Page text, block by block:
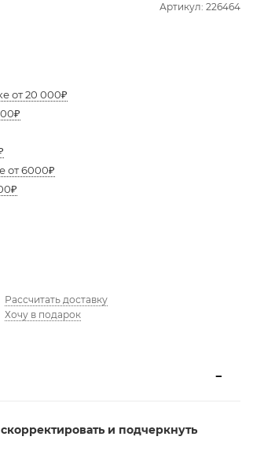
Артикул: 226464
от 20 000₽
от 6000₽
Рассчитать доставку
Хочу в подарок
и подчеркнуть